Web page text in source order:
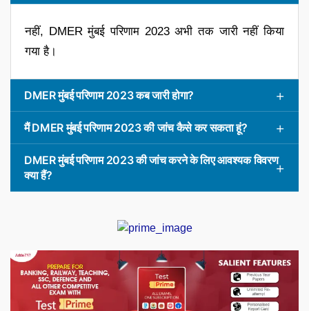
नहीं, DMER मुंबई परिणाम 2023 अभी तक जारी नहीं किया
गया है।
DMER मुंबई परिणाम 2023 कब जारी होगा?
मैं DMER मुंबई परिणाम 2023 की जांच कैसे कर सकता हूं?
DMER मुंबई परिणाम 2023 की जांच करने के लिए आवश्यक विवरण
क्या हैं?